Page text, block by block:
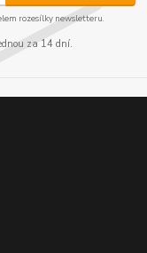
rozesílky newsletteru.
za 14 dní.